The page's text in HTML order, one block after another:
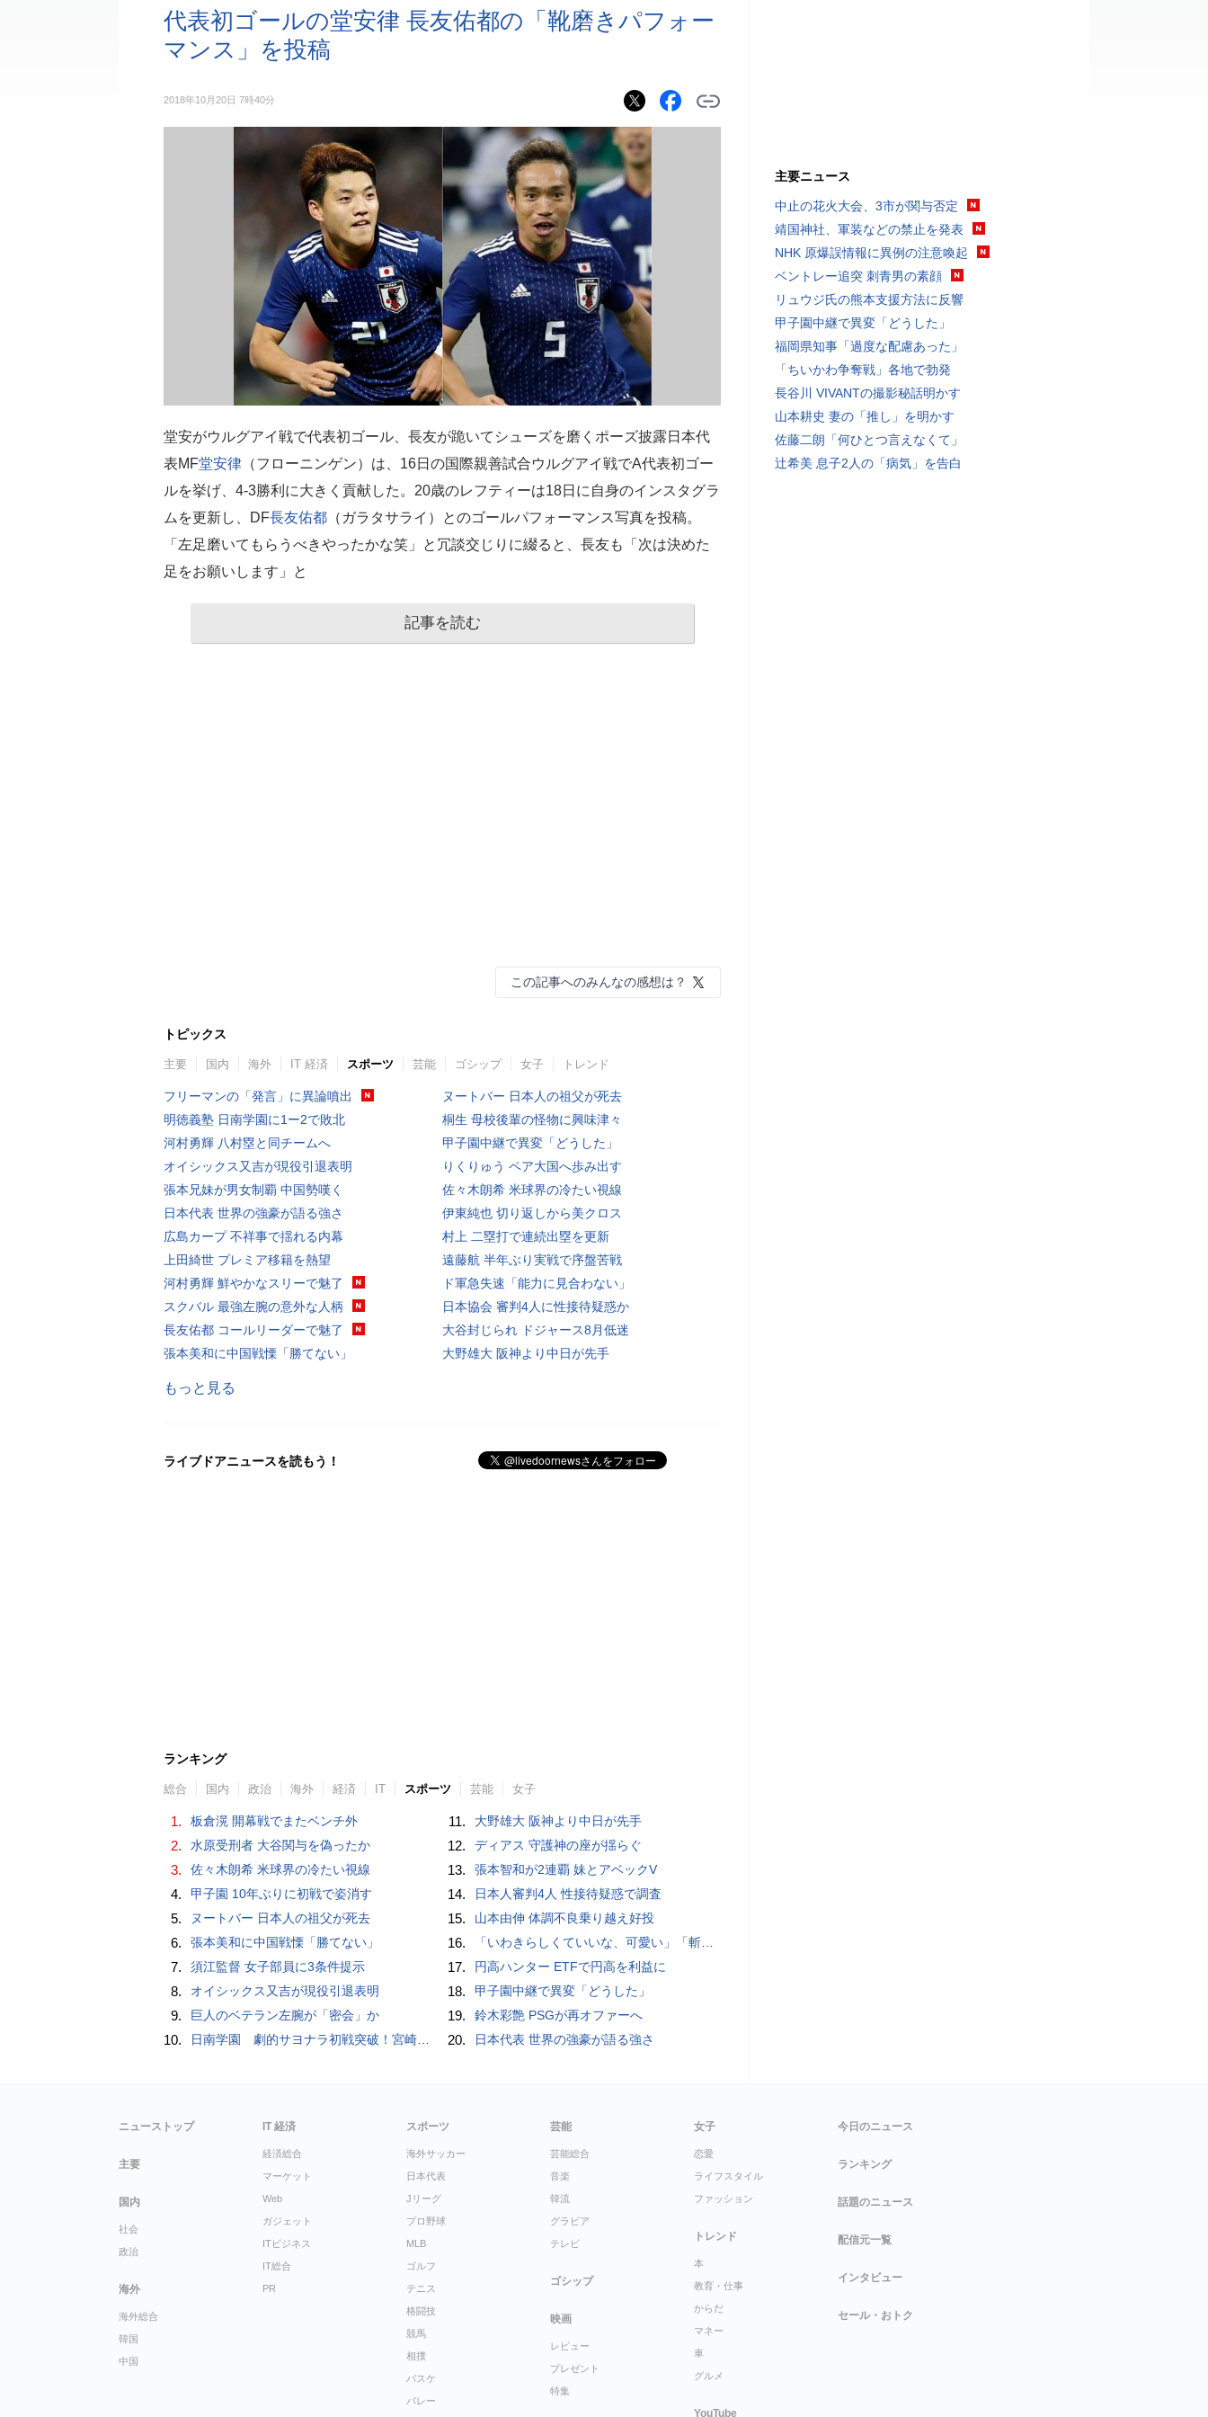
代表初ゴールの堂安律 長友佑都の「靴磨きパフォー
マンス」を投稿
2018年10月20日 7時40分
堂安がウルグアイ戦で代表初ゴール、長友が跪いてシューズを磨くポーズ披露日本代
表MF堂安律 （フローニンゲン）は、16日の国際親善試合ウルグアイ戦でA代表初ゴー
ルを挙げ、4-3勝利に大きく貢献した。20歳のレフティーは18日に自身のインスタグラ
ムを更新し、DF長友佑都 （ガラタサライ）とのゴールパフォーマンス写真を投稿。
「左足磨いてもらうべきやったかな笑」と冗談交じりに綴ると、長友も「次は決めた
足をお願いします」と
記事を読む
この記事へのみんなの感想は？
トピックス
主要 国内 海外 IT 経済 スポーツ 芸能 ゴシップ 女子 トレンド
フリーマンの「発言」に異論噴出
明徳義塾 日南学園に1ー2で敗北
河村勇輝 八村塁と同チームへ
オイシックス又吉が現役引退表明
張本兄妹が男女制覇 中国勢嘆く
日本代表 世界の強豪が語る強さ
広島カープ 不祥事で揺れる内幕
上田綺世 プレミア移籍を熱望
河村勇輝 鮮やかなスリーで魅了
スクバル 最強左腕の意外な人柄
長友佑都 コールリーダーで魅了
張本美和に中国戦慄「勝てない」
ヌートバー 日本人の祖父が死去
桐生 母校後輩の怪物に興味津々
甲子園中継で異変「どうした」
りくりゅう ペア大国へ歩み出す
佐々木朗希 米球界の冷たい視線
伊東純也 切り返しから美クロス
村上 二塁打で連続出塁を更新
遠藤航 半年ぶり実戦で序盤苦戦
ド軍急失速「能力に見合わない」
日本協会 審判4人に性接待疑惑か
大谷封じられ ドジャース8月低迷
大野雄大 阪神より中日が先手
もっと見る
ライブドアニュースを読もう！
ランキング
総合 国内 政治 海外 経済 IT スポーツ 芸能 女子
1. 板倉滉 開幕戦でまたベンチ外
2. 水原受刑者 大谷関与を偽ったか
3. 佐々木朗希 米球界の冷たい視線
4. 甲子園 10年ぶりに初戦で姿消す
5. ヌートバー 日本人の祖父が死去
6. 張本美和に中国戦慄「勝てない」
7. 須江監督 女子部員に3条件提示
8. オイシックス又吉が現役引退表明
9. 巨人のベテラン左腕が「密会」か
10. 日南学園 劇的サヨナラ初戦突破！宮崎県勢は甲子園で令和初勝利 九回２死走者なしから３連打→明徳義塾との接戦制して２０１８年以来の勝利
11. 大野雄大 阪神より中日が先手
12. ディアス 守護神の座が揺らぐ
13. 張本智和が2連覇 妹とアベックV
14. 日本人審判4人 性接待疑惑で調査
15. 山本由伸 体調不良乗り越え好投
16. 「いわきらしくていいな、可愛い」「斬新」初出場初勝利の東日本国際大昌平、アルプス彩ったフラダンス部の応援に反響 部員は感無量「夢を見ているよう」
17. 円高ハンター ETFで円高を利益に
18. 甲子園中継で異変「どうした」
19. 鈴木彩艶 PSGが再オファーへ
20. 日本代表 世界の強豪が語る強さ
主要ニュース
中止の花火大会、3市が関与否定
靖国神社、軍装などの禁止を発表
NHK 原爆誤情報に異例の注意喚起
ベントレー追突 刺青男の素顔
リュウジ氏の熊本支援方法に反響
甲子園中継で異変「どうした」
福岡県知事「過度な配慮あった」
「ちいかわ争奪戦」各地で勃発
長谷川 VIVANTの撮影秘話明かす
山本耕史 妻の「推し」を明かす
佐藤二朗「何ひとつ言えなくて」
辻希美 息子2人の「病気」を告白
ニューストップ
主要
国内
社会
政治
海外
海外総合
韓国
中国
IT 経済
経済総合
マーケット
Web
ガジェット
ITビジネス
IT総合
PR
スポーツ
海外サッカー
日本代表
Jリーグ
プロ野球
MLB
ゴルフ
テニス
格闘技
競馬
相撲
バスケ
バレー
芸能
芸能総合
音楽
韓流
グラビア
テレビ
ゴシップ
映画
レビュー
プレゼント
特集
女子
恋愛
ライフスタイル
ファッション
トレンド
本
教育・仕事
からだ
マネー
車
グルメ
YouTube
今日のニュース
ランキング
話題のニュース
配信元一覧
インタビュー
セール・おトク